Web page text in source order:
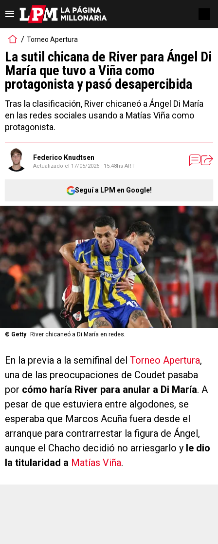
Torneo Apertura
La sutil chicana de River para Ángel Di
María que tuvo a Viña como
protagonista y pasó desapercibida
Tras la clasificación, River chicaneó a Ángel Di María
en las redes sociales usando a Matías Viña como
protagonista.
Federico Knudtsen
Actualizado el 17/05/2026 - 15:48hs ART
Seguí a LPM en Google!
© Getty River chicaneó a Di María en redes.
En la previa a la semifinal del Torneo Apertura,
una de las preocupaciones de Coudet pasaba
por cómo haría River para anular a Di María. A
pesar de que estuviera entre algodones, se
esperaba que Marcos Acuña fuera desde el
arranque para contrarrestar la figura de Ángel,
aunque el Chacho decidió no arriesgarlo y le dio
la titularidad a Matías Viña.